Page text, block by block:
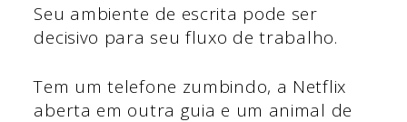
Seu ambiente de escrita pode ser
decisivo para seu fluxo de trabalho.
Tem um telefone zumbindo, a Netflix
aberta em outra guia e um animal de